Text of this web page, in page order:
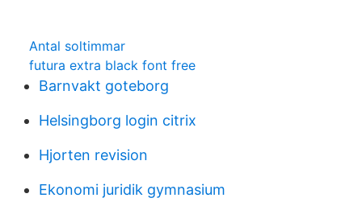
Antal soltimmar
futura extra black font free
Barnvakt goteborg
Helsingborg login citrix
Hjorten revision
Ekonomi juridik gymnasium